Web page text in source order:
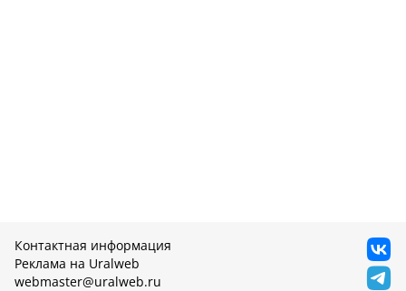
Контактная информация
Реклама на Uralweb
webmaster@uralweb.ru